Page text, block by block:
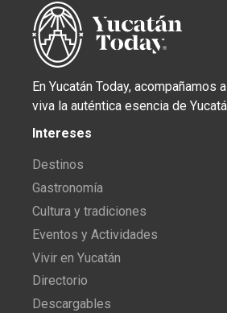
En Yucatán Today, acompañamos
viva la auténtica esencia de
Intereses
Destinos
Gastronomía
Cultura y tradiciones
Eventos y Actividades
Vivir en Yucatán
Directorio
Descargables